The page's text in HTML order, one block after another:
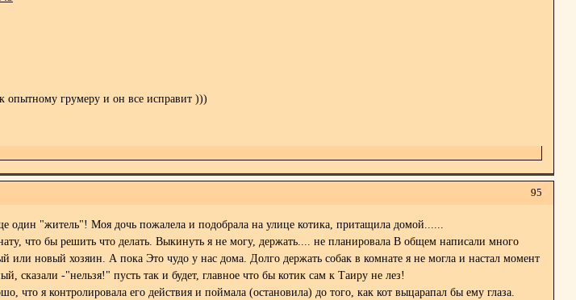
опытному грумеру и он все исправит )))
95
"житель"! Моя дочь пожалела и подобрала на улице котика, притащила домой......
что бы решить что делать. Выкинуть я не могу, держать.... не планировала В общем написали много
или новый хозяин. А пока Это чудо у нас дома. Долго держать собак в комнате я не могла и настал момент
сказали -"нельзя!" пусть так и будет, главное что бы котик сам к Таиру не лез!
что я контролировала его действия и поймала (остановила) до того, как кот выцарапал бы ему глаза.